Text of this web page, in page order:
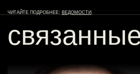
ЧИТАЙТЕ ПОДРОБНЕЕ: ВЕДОМОСТИ